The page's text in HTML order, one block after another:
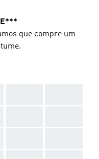
que compre um